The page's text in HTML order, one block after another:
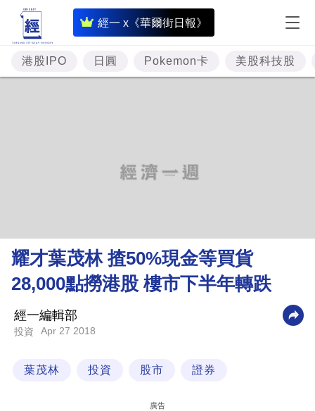
經一 x《華爾街日報》
即
時
財
經
理
財
商
科
港股IPO 日圓 Pokemon卡 美股科技股
耀才葉茂林 揸50%現金等買貨
28,000點撈港股 樓市下半年轉跌
經一編輯部
投資 Apr 27 2018
葉茂林 投資 股市 證券
廣告